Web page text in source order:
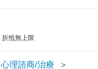
折抵無上限
心理諮商/治療
＞